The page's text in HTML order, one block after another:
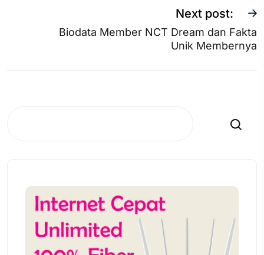
Next post:
Biodata Member NCT Dream dan Fakta
Unik Membernya
Search